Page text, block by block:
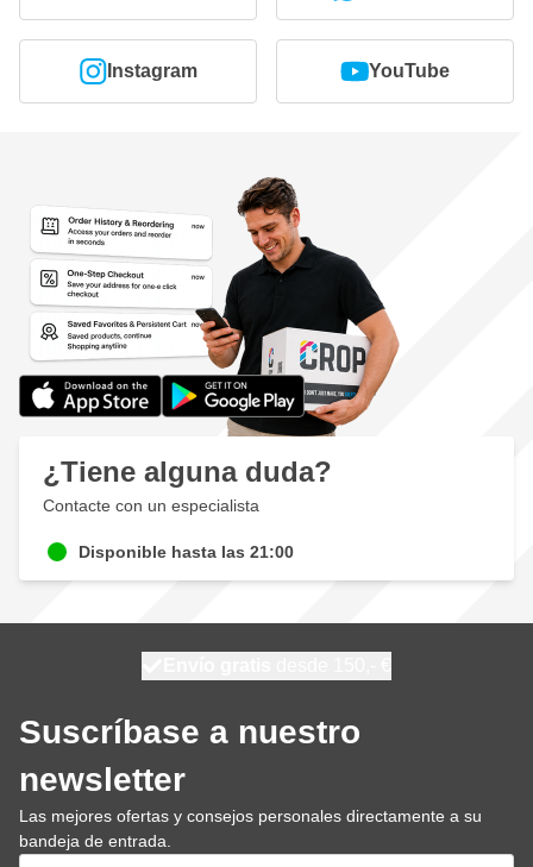
Instagram YouTube
¿Tiene alguna duda?
Contacte con un especialista
Disponible hasta las 21:00
Suscríbase a nuestro
newsletter
Las mejores ofertas y consejos personales directamente a su
bandeja de entrada.